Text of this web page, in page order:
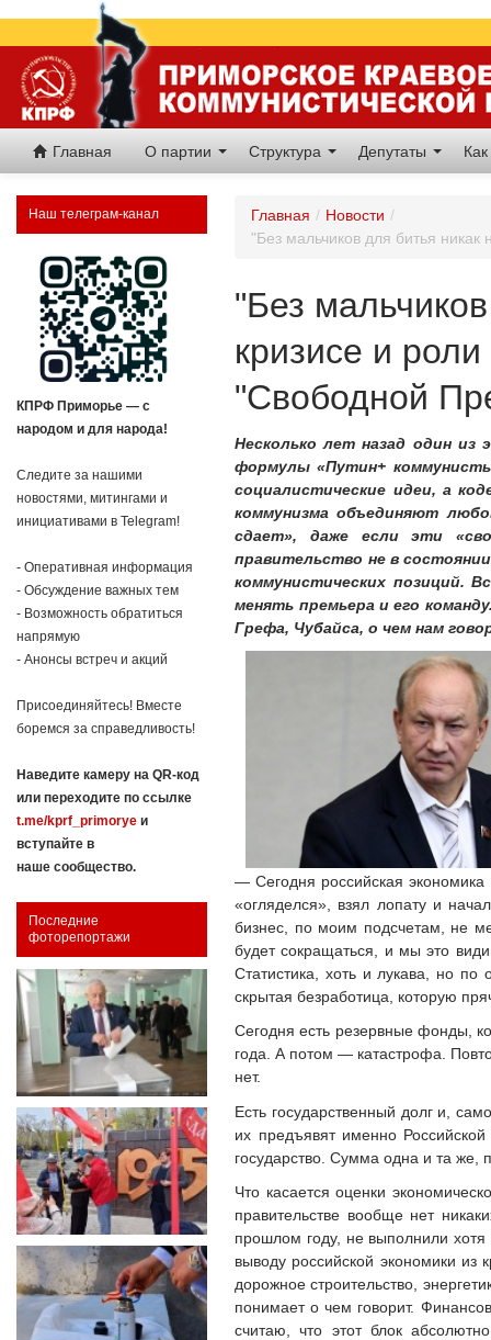
Главная О партии Структура Депутаты
Наш телеграм-канал
КПРФ Приморье — с
народом и для народа!
Следите за нашими
новостями, митингами и
инициативами в Telegram!
- Оперативная информация
- Обсуждение важных тем
- Возможность обратиться
напрямую
- Анонсы встреч и акций
Присоединяйтесь! Вместе
боремся за справедливость!
Наведите камеру на QR-код
или переходите по ссылке
t.me/kprf_primorye и
вступайте в
наше сообщество.
Последние
фоторепортажи
Главная / Новости /
"Без мальчиков для битья
"Без
кризисе и
"Свободной
Несколько лет назад один из
формулы «Путин+
социалистические идеи, а
коммунизма объединяют
сдает», даже если эти
правительство не в
коммунистических позиций.
менять премьера и его
Грефа, Чубайса, о чем нам
— Сегодня российская
«огляделся», взял лопату и
бизнес, по моим подсчетам, не
будет сокращаться, и мы это
Статистика, хоть и лукава, но
скрытая безработица, которую
Сегодня есть резервные фонды,
года. А потом — катастрофа.
нет.
Есть государственный долг и,
их предъявят именно
государство. Сумма одна и та же,
Что касается оценки
правительстве вообще нет
прошлом году, не выполнили
выводу российской экономики из
дорожное строительство,
понимает о чем говорит.
считаю, что этот блок